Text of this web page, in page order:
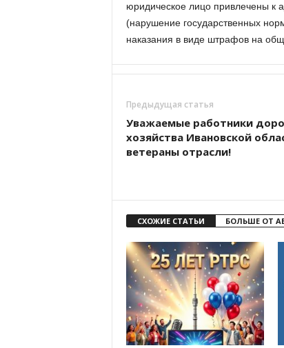
юридическое лицо привлечены к
(нарушение государственных
наказания в виде штрафов на
Предыдущая статья
Уважаемые работники
хозяйства Ивановской
ветераны отрасли!
СХОЖИЕ СТАТЬИ БОЛЬШЕ ОТ